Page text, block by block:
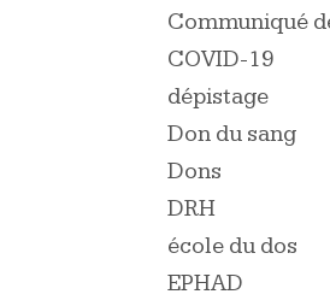
Communiqué
COVID-19
dépistage
Don du sang
Dons
DRH
école du dos
EPHAD